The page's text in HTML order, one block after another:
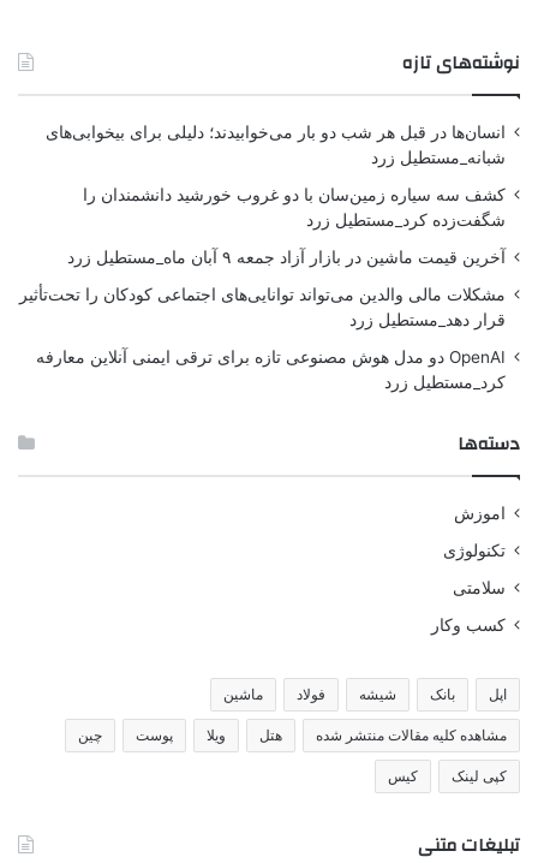
نوشته‌های تازه
انسان‌ها در قبل هر شب دو بار می‌خوابیدند؛ دلیلی برای بیخوابی‌های
شبانه_مستطیل زرد
کشف سه سیاره زمین‌سان با دو غروب خورشید دانشمندان را
شگفت‌زده کرد_مستطیل زرد
آخرین قیمت ماشین در بازار آزاد جمعه ۹ آبان ماه_مستطیل زرد
مشکلات مالی والدین می‌تواند توانایی‌های اجتماعی کودکان را تحت‌تأثیر
قرار دهد_مستطیل زرد
OpenAI دو مدل هوش مصنوعی تازه برای ترقی ایمنی آنلاین معارفه
کرد_مستطیل زرد
دسته‌ها
اموزش
تکنولوژی
سلامتی
کسب وکار
اپل بانک شیشه فولاد ماشین
مشاهده کلیه مقالات منتشر شده هتل ویلا پوست چین
کپی لینک کیس
تبلیغات متنی